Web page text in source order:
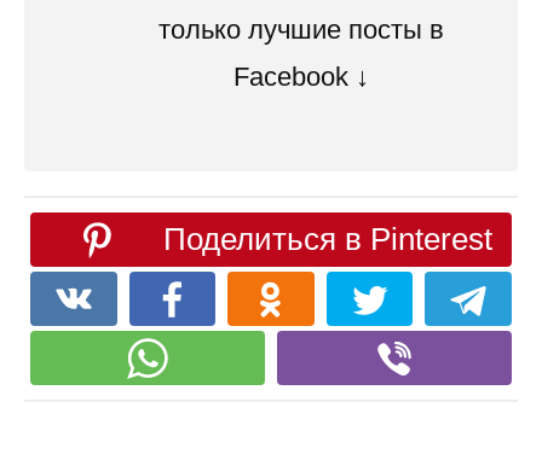
только лучшие посты в
Facebook ↓
Поделиться в Pinterest